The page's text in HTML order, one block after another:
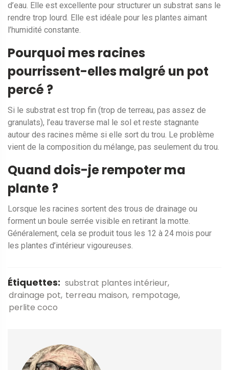
d’eau. Elle est excellente pour structurer un substrat sans le
rendre trop lourd. Elle est idéale pour les plantes aimant
l’humidité constante.
Pourquoi mes racines
pourrissent-elles malgré un pot
percé ?
Si le substrat est trop fin (trop de terreau, pas assez de
granulats), l’eau traverse mal le sol et reste stagnante
autour des racines même si elle sort du trou. Le problème
vient de la composition du mélange, pas seulement du trou.
Quand dois-je rempoter ma
plante ?
Lorsque les racines sortent des trous de drainage ou
forment un boule serrée visible en retirant la motte.
Généralement, cela se produit tous les 12 à 24 mois pour
les plantes d’intérieur vigoureuses.
Étiquettes: substrat plantes intérieur
drainage pot terreau maison rempotage
perlite coco